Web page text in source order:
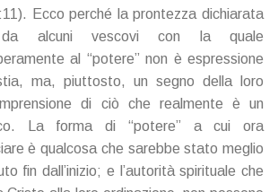
Ecco perché la prontezza dichiarata
da alcuni vescovi con la quale
al “potere” non è espressione
ma, piuttosto, un segno della loro
di ciò che realmente è un
La forma di “potere” a cui ora
è qualcosa che sarebbe stato meglio
fin dall’inizio; e l’autorità spirituale che